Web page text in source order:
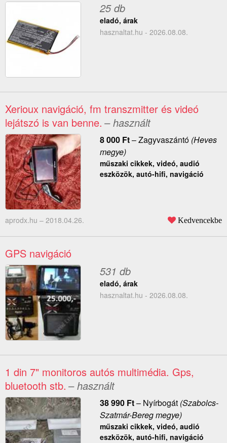
25 db
eladó, árak
hasznaltat.hu - 2026.08.08.
Xerioux navigáció, fm transzmitter és videó
lejátszó is van benne. – használt
8 000 Ft–Zagyvaszántó(Heves
megye)
műszaki cikkek, videó, audió
eszközök, autó-hifi, navigáció
aprodx.hu – 2018.04.26. Kedvencekbe
GPS navigáció
531 db
eladó, árak
hasznaltat.hu - 2026.08.08.
1 din 7" monitoros autós multimédia. Gps,
bluetooth stb. – használt
38 990 Ft– Nyírbogát(Szabolcs-
Szatmár-Bereg megye)
műszaki cikkek, videó, audió
eszközök, autó-hifi, navigáció